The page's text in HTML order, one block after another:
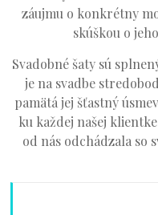
záujmu o konkrétny
skúškou o
Svadobné šaty sú
je na svadbe
pamätá jej šťastný
ku každej našej
od nás odchádzala so